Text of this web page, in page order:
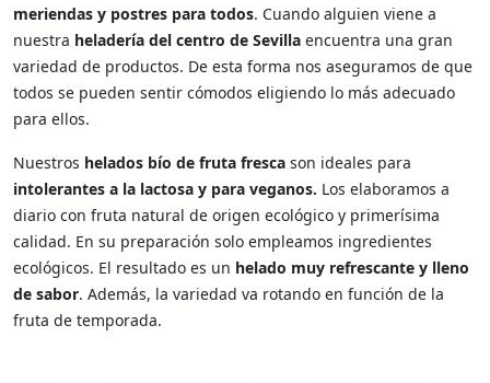
meriendas y postres para todos. Cuando alguien viene a
nuestra heladería del centro de Sevilla encuentra una gran
variedad de productos. De esta forma nos aseguramos de que
todos se pueden sentir cómodos eligiendo lo más adecuado
para ellos.
Nuestros helados bío de fruta fresca son ideales para
intolerantes a la lactosa y para veganos. Los elaboramos a
diario con fruta natural de origen ecológico y primerísima
calidad. En su preparación solo empleamos ingredientes
ecológicos. El resultado es un helado muy refrescante y lleno
de sabor. Además, la variedad va rotando en función de la
fruta de temporada.